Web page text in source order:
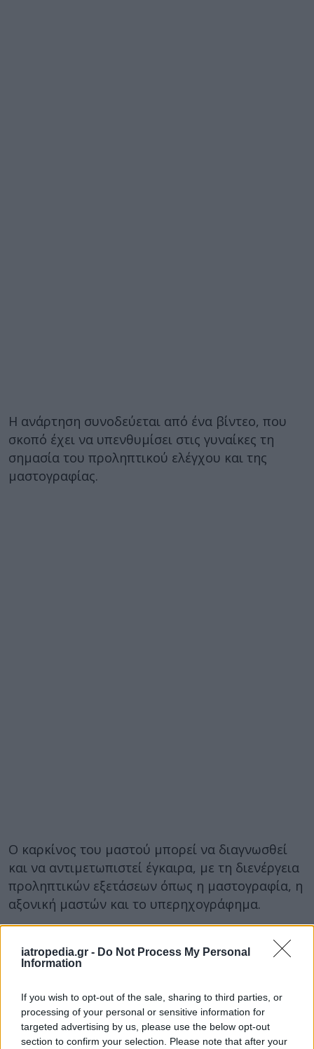
iatropedia.gr - Do Not Process My Personal
Information
If you wish to opt-out of the sale, sharing to third parties, or
processing of your personal or sensitive information for
targeted advertising by us, please use the below opt-out
section to confirm your selection. Please note that after your
Η ανάρτηση συνοδεύεται από ένα βίντεο, που
σκοπό έχει να υπενθυμίσει στις γυναίκες τη
σημασία του προληπτικού ελέγχου και της
μαστογραφίας.
Ο καρκίνος του μαστού μπορεί να διαγνωσθεί
και να αντιμετωπιστεί έγκαιρα, με τη διενέργεια
προληπτικών εξετάσεων όπως η μαστογραφία, η
αξονική μαστών και το υπερηχογράφημα.
Μέσω του προγράμματος «Φώφη Γεννηματά»
έχουν γίνει πάνω από 430.000 ψηφιακές
μαστογραφίες και πάνω από 27.000 γυναίκες με
γυναίκες 45-75 ετών που έχουν
ΑΜΚΑ ανεξάρτητα από την ασφαλιστική τους
ικανότητα εύκολα, άμεσα και δωρεάν μπορούν